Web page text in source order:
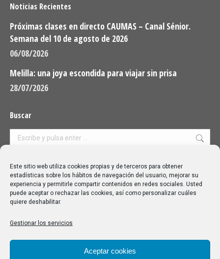
Este sitio web utiliza cookies propias y de terceros para obtener
estadísticas sobre los hábitos de navegación del usuario, mejorar su
experiencia y permitirle compartir contenidos en redes sociales. Usted
puede aceptar o rechazar las cookies, así como personalizar cuáles
quiere deshabilitar.
Gestionar los servicios
Aceptar cookies
Noticias Recientes
Próximas clases en directo CAUMAS – Canal Sénior.
Semana del 10 de agosto de 2026
06/08/2026
Melilla: una joya escondida para viajar sin prisa
28/07/2026
Buscar
Buscar:
Aviso Legal|Política de privacidad|Política de cookies